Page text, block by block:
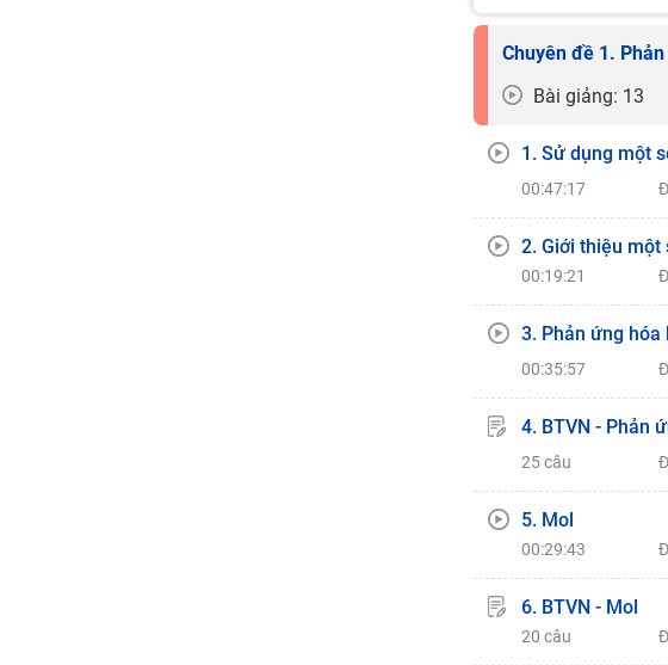
Chuyên đề 1.
Bài giảng: 13
1. Sử dụng một
00:47:17
2. Giới thiệu một
00:19:21
3. Phản ứng hóa
00:35:57
4. BTVN - Phản
25 câu
5. Mol
00:29:43
6. BTVN - Mol
20 câu